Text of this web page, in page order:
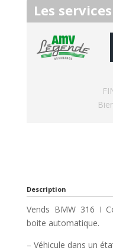
Les
Description
Vends BMW 316 I
boite automatique.
– Véhicule dans un